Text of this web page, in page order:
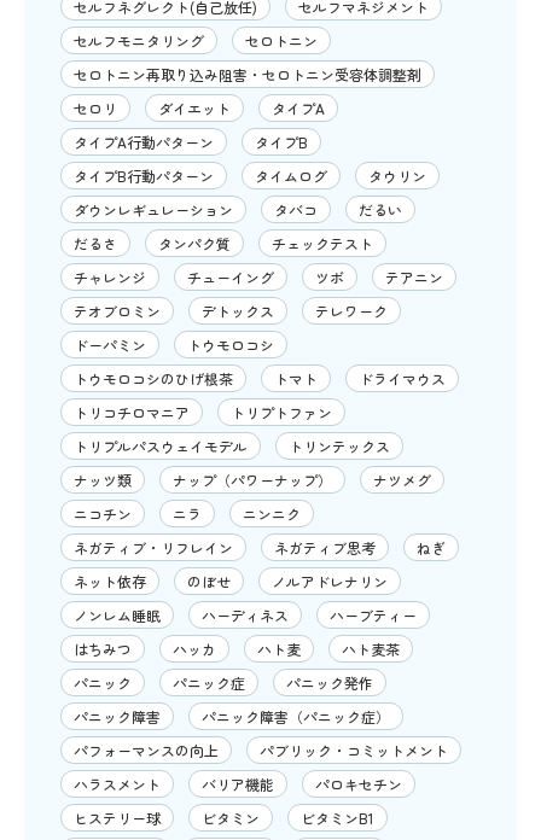
セルフネグレクト(自己放任)
セルフマネジメント
セルフモニタリング
セロトニン
セロトニン再取り込み阻害・セロトニン受容体調整剤
セロリ
ダイエット
タイプA
タイプA行動パターン
タイプB
タイプB行動パターン
タイムログ
タウリン
ダウンレギュレーション
タバコ
だるい
だるさ
タンパク質
チェックテスト
チャレンジ
チューイング ツボ
テアニン
テオブロミン
デトックス
テレワーク
ドーパミン
トウモロコシ
トウモロコシのひげ根茶
トマト
ドライマウス
トリコチロマニア
トリプトファン
トリプルパスウェイモデル
トリンテックス
ナッツ類
ナップ（パワーナップ）
ナツメグ
ニコチン
ニラ
ニンニク
ネガティブ・リフレイン
ネガティブ思考
ねぎ
ネット依存
のぼせ
ノルアドレナリン
ノンレム睡眠
ハーディネス
ハーブティー
はちみつ
ハッカ ハト麦
ハト麦茶
パニック
パニック症
パニック発作
パニック障害
パニック障害（パニック症）
パフォーマンスの向上
パブリック・コミットメント
ハラスメント
バリア機能
パロキセチン
ヒステリー球
ビタミン
ビタミンB1